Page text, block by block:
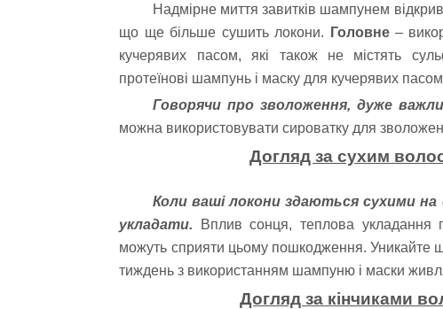
Надмірне миття завитків шампунем
що ще більше сушить локони.
Головне–
кучерявих пасом, які також не містять
протеїнові шампунь і маску для кучерявих
Говорячи про зволоження, дуже
можна використовувати сироватку для
Догляд за сухим
Коли ваші локони здаються сухими
укладати. Вплив сонця, теплова укладання
можуть сприяти цьому пошкодження. Уникайте
тиждень з використанням шампуню і маски
Догляд за кінчиками